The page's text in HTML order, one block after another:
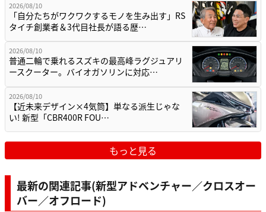
2026/08/10
「自分たちがワクワクするモノを生み出す」RS
タイチ創業者＆3代目社長が語る歴…
2026/08/10
普通二輪で乗れるスズキの最高峰ラグジュアリ
ースクーター。バイオガソリンに対応…
2026/08/10
【近未来デザイン×4気筒】単なる派生じゃな
い! 新型「CBR400R FOU…
もっと見る
最新の関連記事(新型アドベンチャー／クロスオー
バー／オフロード)